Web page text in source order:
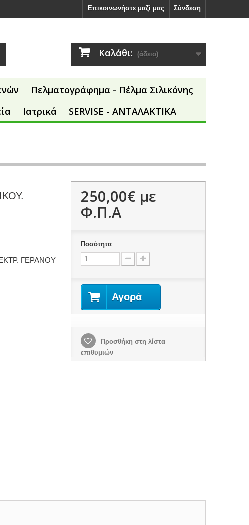
Σύνδεση
Επικοινωνήστε μαζί μας
Καλάθι: (άδειο)
Πελματογράφημα - Πέλμα Σιλικόνης
Ιατρικά SERVISE - ΑΝΤΑΛΑΚΤΙΚΑ
ΓΕΡΑΝΟΥ
250,00€ με
Φ.Π.Α
Ποσότητα
Αγορά
Προσθήκη στη λίστα
επιθυμιών